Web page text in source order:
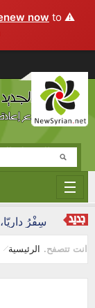
⚠️ Hosting plan for this site has expired.
now to
المرحلة
سِفْرُ
انت تتصفح. الرئيسية